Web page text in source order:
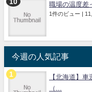
職場の温度差
1件のビュー |
今週の人気記事
【北海道】
（...